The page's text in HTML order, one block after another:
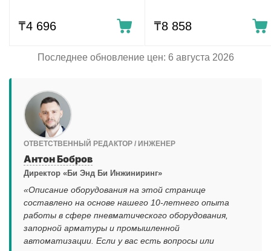
₸4 696 ₸8 858
Последнее обновление цен: 6 августа 2026
ОТВЕТСТВЕННЫЙ РЕДАКТОР / ИНЖЕНЕР
Антон Бобров
Директор «Би Энд Би Инжиниринг»
«Описание оборудования на этой странице
составлено на основе нашего 10-летнего опыта
работы в сфере пневматического оборудования,
запорной арматуры и промышленной
автоматизации. Если у вас есть вопросы или